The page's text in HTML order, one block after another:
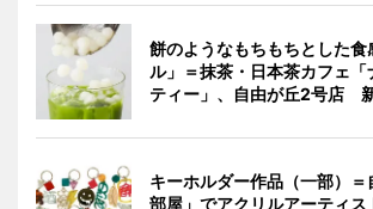
餅のようなもちもちとした食
ル」＝抹茶・日本茶カフェ
ティー」、自由が丘2号店
キーホルダー作品（一部）
部屋」でアクリルアーティ